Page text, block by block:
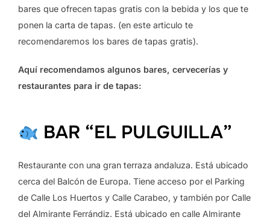
bares que ofrecen tapas gratis con la bebida y los que te
ponen la carta de tapas. (en este articulo te
recomendaremos los bares de tapas gratis).
Aquí recomendamos algunos bares, cervecerías y
restaurantes para ir de tapas:
BAR “EL PULGUILLA”
Restaurante con una gran terraza andaluza. Está ubicado
cerca del Balcón de Europa. Tiene acceso por el Parking
de Calle Los Huertos y Calle Carabeo, y también por Calle
del Almirante Ferrándiz. Está ubicado en calle Almirante